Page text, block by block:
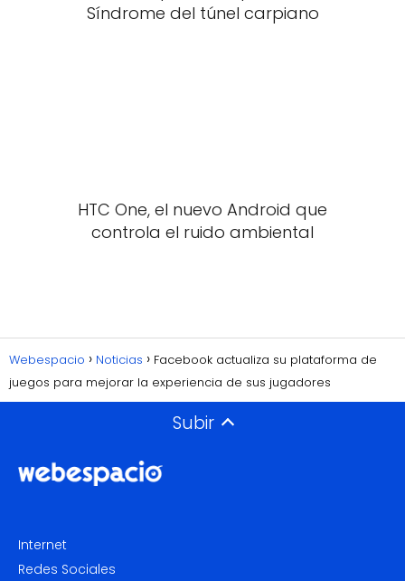
Síndrome del túnel carpiano
HTC One, el nuevo Android que
controla el ruido ambiental
Webespacio Noticias
Facebook actualiza su plataforma de
juegos para mejorar la experiencia de sus jugadores
Subir
Internet
Redes Sociales